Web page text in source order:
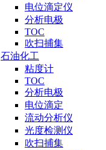
电位滴定仪
分析电极
TOC
吹扫捕集
石油化工
粘度计
TOC
分析电极
电位滴定
流动分析仪
光度检测仪
吹扫捕集